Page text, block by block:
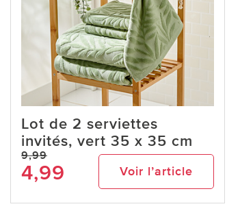
Lot de 2 serviettes
invités, vert 35 x 35 cm
9,99
4,99 Voir l’article